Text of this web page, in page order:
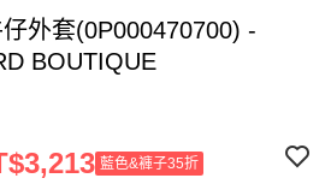
外套(0P000470700) -
BOUTIQUE
藍色&褲子35折